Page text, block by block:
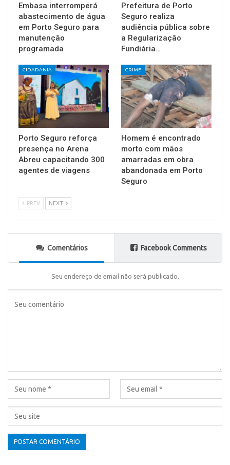
Embasa interromperá
abastecimento de água
em Porto Seguro para
manutenção
programada
Prefeitura de Porto
Seguro realiza
audiência pública sobre
a Regularização
Fundiária…
CIDADANIA
Porto Seguro reforça
presença no Arena
Abreu capacitando 300
agentes de viagens
CRIME
Homem é encontrado
morto com mãos
amarradas em obra
abandonada em Porto
Seguro
PREV NEXT
Comentários Facebook Comments
Seu endereço de email não será publicado.